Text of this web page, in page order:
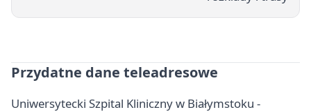
Przydatne dane teleadresowe
Uniwersytecki Szpital Kliniczny w Białymstoku -